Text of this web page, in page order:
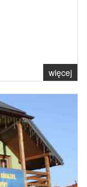
więcej